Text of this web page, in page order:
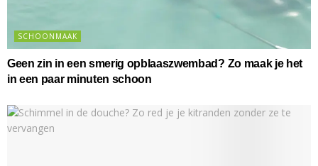
SCHOONMAAK
Geen zin in een smerig opblaaszwembad? Zo maak je het
in een paar minuten schoon